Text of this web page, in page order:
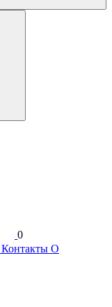
0
Контакты О